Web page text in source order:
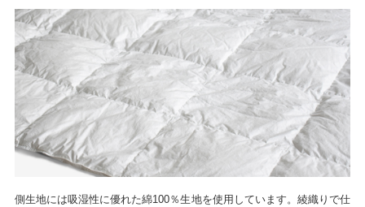
側生地には吸湿性に優れた綿100％生地を使用しています。綾織りで仕